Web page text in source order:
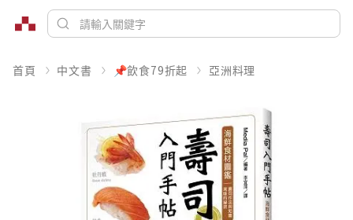
首頁 中文書 📌飲食79折起 亞洲料理